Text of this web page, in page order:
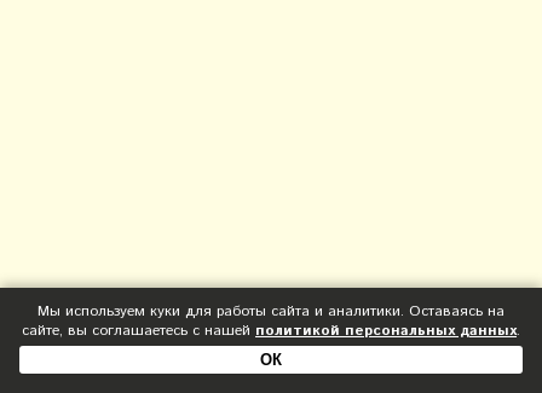
Мы используем куки для работы сайта и аналитики. Оставаясь на
сайте, вы соглашаетесь с нашей политикой персональных данных.
ОК